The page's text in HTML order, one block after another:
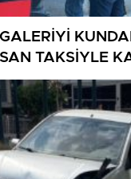
TAKSİYLE
YAKALANDI